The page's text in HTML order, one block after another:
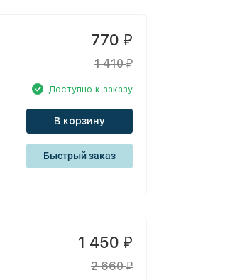
770 ₽
1 410₽
Доступно к заказу
В корзину
Быстрый заказ
1 450 ₽
2 660₽